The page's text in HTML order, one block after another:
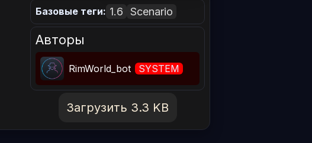
Базовые теги: 1.6 Scenario
Авторы
RimWorld_bot SYSTEM
Загрузить 3.3 KB